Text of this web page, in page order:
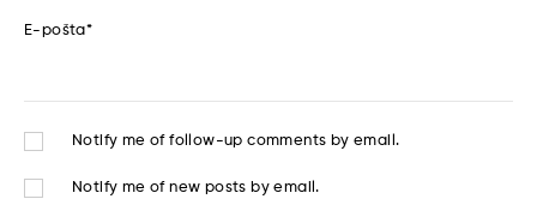
E-pošta*
Notify me of follow-up comments by email.
Notify me of new posts by email.